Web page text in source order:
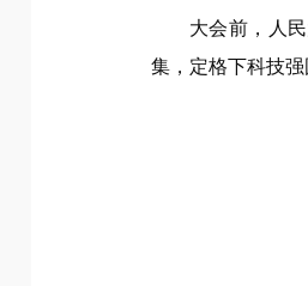
大会前，人
集，定格下科技